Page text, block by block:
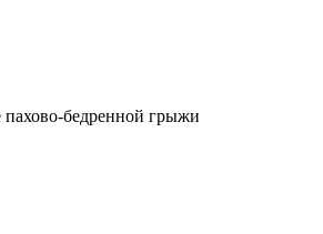
пахово-бедренной грыжи